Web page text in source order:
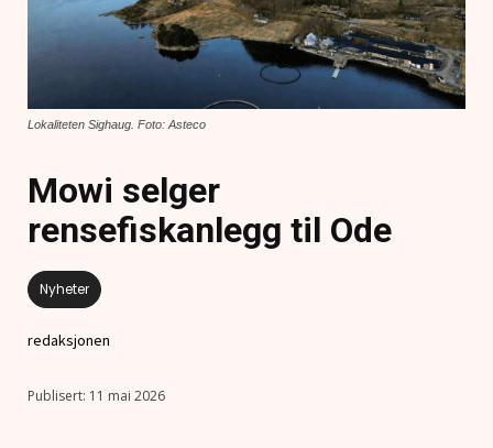
Lokaliteten Sighaug. Foto: Asteco
Mowi selger
rensefiskanlegg til Ode
Nyheter
redaksjonen
11 mai 2026